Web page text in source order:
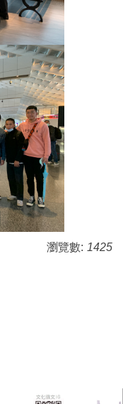
瀏覽數: 1425